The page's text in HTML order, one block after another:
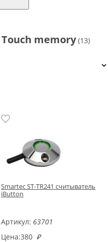
memory (13)
Smartec ST-TR241 считыватель
iButton
Артикул: 63701
Цена:380 ₽